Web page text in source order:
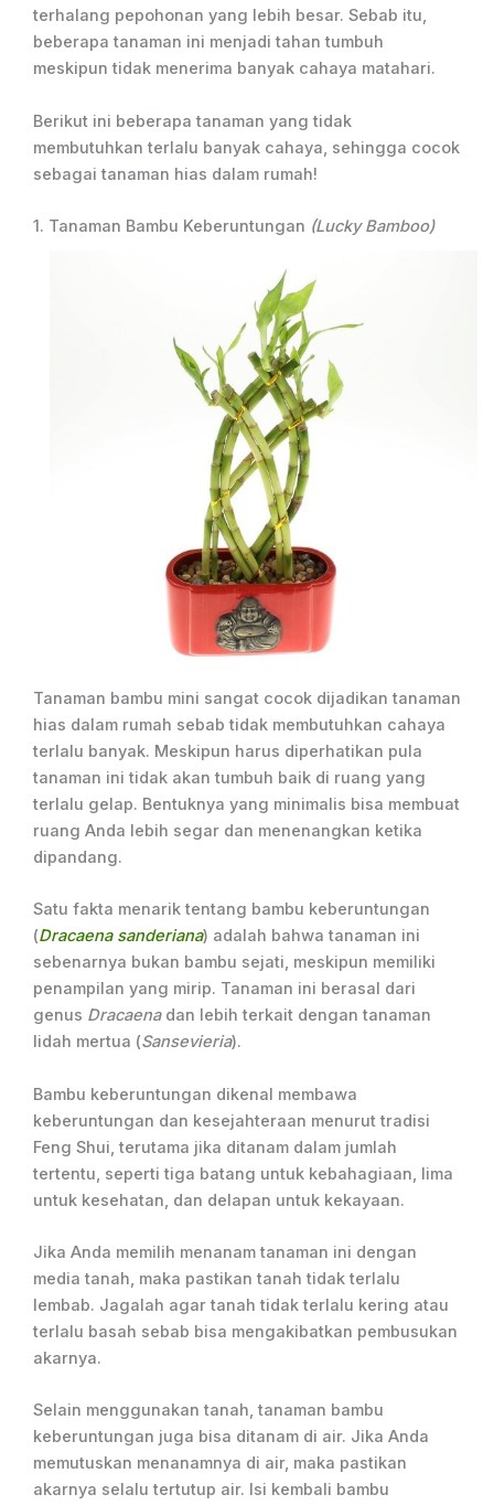
terhalang pepohonan yang lebih besar. Sebab itu,
beberapa tanaman ini menjadi tahan tumbuh
meskipun tidak menerima banyak cahaya matahari.
Berikut ini beberapa tanaman yang tidak
membutuhkan terlalu banyak cahaya, sehingga cocok
sebagai tanaman hias dalam rumah!
1. Tanaman Bambu Keberuntungan (Lucky Bamboo)
Tanaman bambu mini sangat cocok dijadikan tanaman
hias dalam rumah sebab tidak membutuhkan cahaya
terlalu banyak. Meskipun harus diperhatikan pula
tanaman ini tidak akan tumbuh baik di ruang yang
terlalu gelap. Bentuknya yang minimalis bisa membuat
ruang Anda lebih segar dan menenangkan ketika
dipandang.
Satu fakta menarik tentang bambu keberuntungan
(Dracaena sanderiana) adalah bahwa tanaman ini
sebenarnya bukan bambu sejati, meskipun memiliki
penampilan yang mirip. Tanaman ini berasal dari
genus Dracaenadan lebih terkait dengan tanaman
lidah mertua (Sansevieria).
Bambu keberuntungan dikenal membawa
keberuntungan dan kesejahteraan menurut tradisi
Feng Shui, terutama jika ditanam dalam jumlah
tertentu, seperti tiga batang untuk kebahagiaan, lima
untuk kesehatan, dan delapan untuk kekayaan.
Jika Anda memilih menanam tanaman ini dengan
media tanah, maka pastikan tanah tidak terlalu
lembab. Jagalah agar tanah tidak terlalu kering atau
terlalu basah sebab bisa mengakibatkan pembusukan
akarnya.
Selain menggunakan tanah, tanaman bambu
keberuntungan juga bisa ditanam di air. Jika Anda
memutuskan menanamnya di air, maka pastikan
akarnya selalu tertutup air. Isi kembali bambu